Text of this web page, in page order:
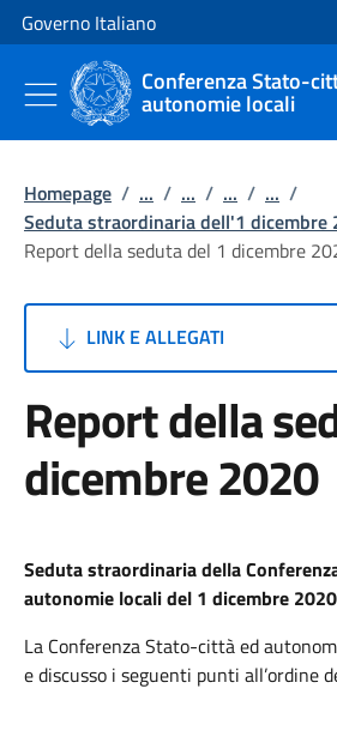
Vai al contenuto
Vai alla navigazione del sito
Governo Italiano
Conferenza Stato-
autonomie locali
Homepage / ... / ... / ... / ... /
Seduta straordinaria dell'1 dicembre
Report della seduta del 1 dicembre
LINK E ALLEGATI
Report della
dicembre 2020
Seduta straordinaria della
autonomie localidel 1 dicembre 2020
La Conferenza Stato-città ed
e discusso i seguenti punti all’ordine